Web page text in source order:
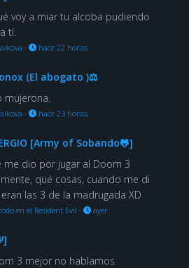
voy a miar tu alcoba pudiendo
tí.
· hace 22 horas
(El abogato )⚖
mujerona.
· hace 23 horas
[Army of Sobando🐸]
me dio por jugar al Doom 3
qué cosas, cuando me di
las 3 de la madrugada XD
en el Resident Evil · ayer
3 mejor no hablamos.